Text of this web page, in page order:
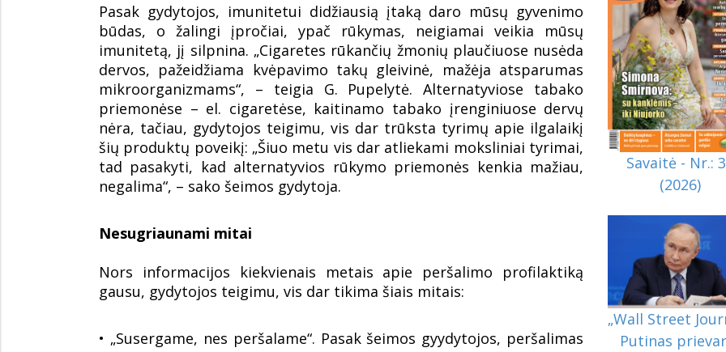
Pasak gydytojos, imunitetui didžiausią įtaką daro mūsų gyvenimo
būdas, o žalingi įpročiai, ypač rūkymas, neigiamai veikia mūsų
imunitetą, jį silpnina. „Cigaretes rūkančių žmonių plaučiuose nusėda
dervos, pažeidžiama kvėpavimo takų gleivinė, mažėja atsparumas
mikroorganizmams“, – teigia G. Pupelytė. Alternatyviose tabako
priemonėse – el. cigaretėse, kaitinamo tabako įrenginiuose dervų
nėra, tačiau, gydytojos teigimu, vis dar trūksta tyrimų apie ilgalaikį
šių produktų poveikį: „Šiuo metu vis dar atliekami moksliniai tyrimai,
tad pasakyti, kad alternatyvios rūkymo priemonės kenkia mažiau,
negalima“, – sako šeimos gydytoja.
Nesugriaunami mitai
Nors informacijos kiekvienais metais apie peršalimo profilaktiką
gausu, gydytojos teigimu, vis dar tikima šiais mitais:
• „Susergame, nes peršalame“. Pasak šeimos gyydytojos, peršalimas
Savaitė - Nr.:
(2026)
„Wall Street
Putinas